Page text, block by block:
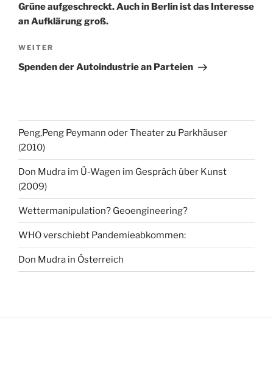
Grüne aufgeschreckt. Auch in Berlin ist das Interesse
an Aufklärung groß.
Nächster
Beitrag
WEITER
Spenden der Autoindustrie an Parteien
Peng,Peng Peymann oder Theater zu Parkhäuser
(2010)
Don Mudra im Ü-Wagen im Gespräch über Kunst
(2009)
Wettermanipulation? Geoengineering?
WHO verschiebt Pandemieabkommen:
Don Mudra in Österreich